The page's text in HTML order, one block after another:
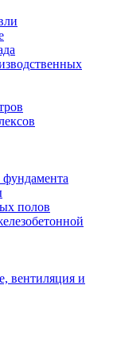
полов
вентиляция и